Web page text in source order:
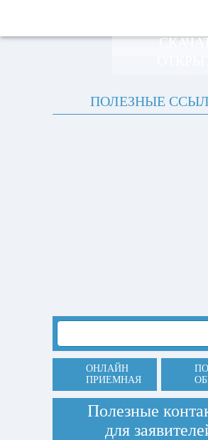
ПОЛЕЗНЫЕ
ОНЛАЙН
ПРИЕМНАЯ
Полезные
для